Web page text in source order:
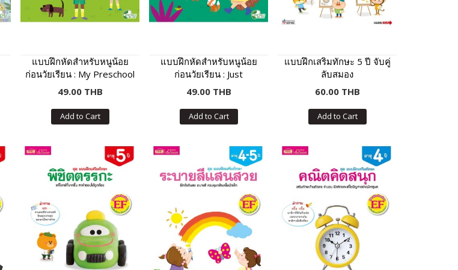
แบบฝึกหัดสำหรับหนูน้อย
ก่อนวัยเรียน : My Preschool
Activities
49.00 THB
Add to Cart
แบบฝึกหัดสำหรับหนูน้อย
ก่อนวัยเรียน : Just
Preschool Activities
49.00 THB
Add to Cart
แบบฝึกเสริมทักษะ 5 ปี จับคู่
ลับสมอง
60.00 THB
Add to Cart